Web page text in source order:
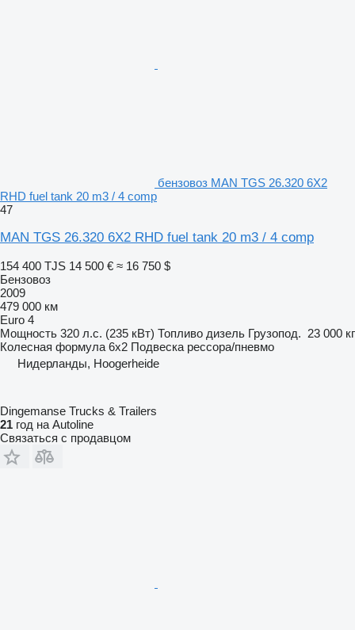
бензовоз MAN TGS 26.320 6X2
RHD fuel tank 20 m3 / 4 comp
47
MAN TGS 26.320 6X2 RHD fuel tank 20 m3 / 4 comp
154 400 TJS 14 500 € ≈ 16 750 $
Бензовоз
2009
479 000 км
Euro 4
Мощность 320 л.с. (235 кВт) Топливо дизель Грузопод. 23 000 кг
Колесная формула 6x2 Подвеска рессора/пневмо
Нидерланды, Hoogerheide
Dingemanse Trucks & Trailers
21 год на Autoline
Связаться с продавцом